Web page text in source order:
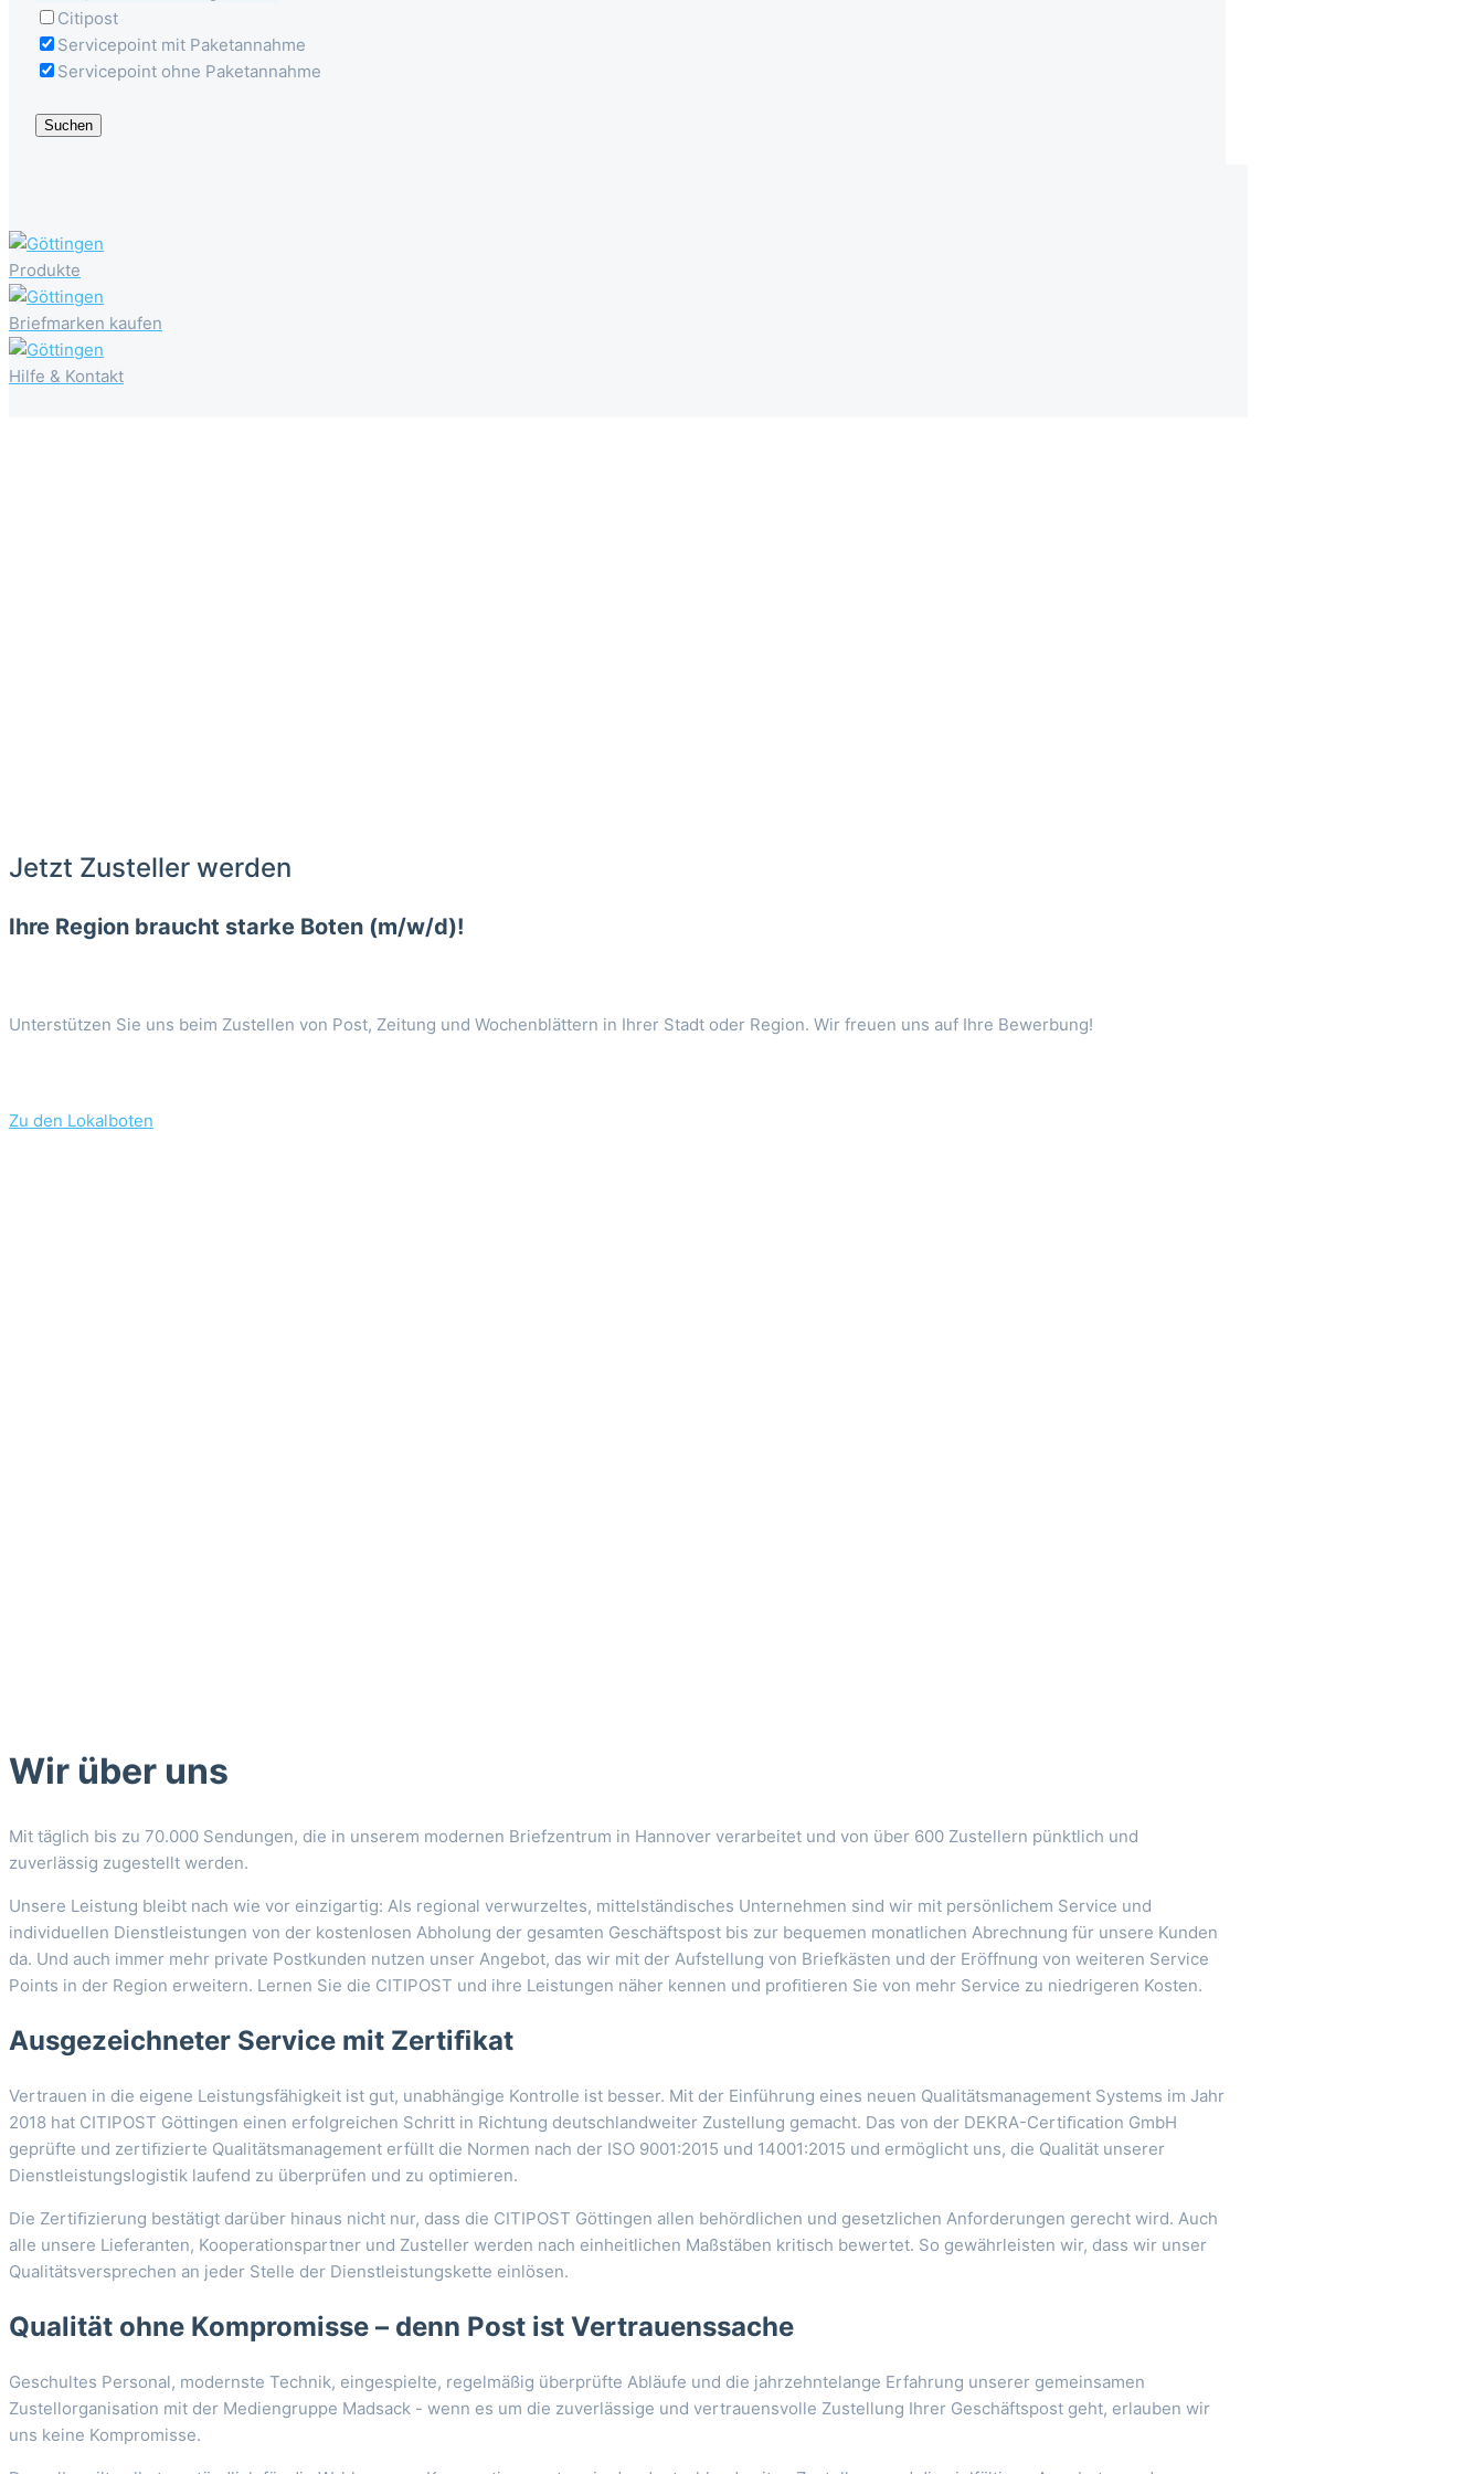
Citipost
Servicepoint mit Paketannahme
Servicepoint ohne Paketannahme
Suchen
Produkte
Briefmarken kaufen
Hilfe & Kontakt
Jetzt Zusteller werden
Ihre Region braucht starke Boten (m/w/d)!
Unterstützen Sie uns beim Zustellen von Post, Zeitung und Wochenblättern in Ihrer Stadt oder Region. Wir freuen uns auf Ihre Bewerbung!
Zu den Lokalboten
Wir über uns
Mit täglich bis zu 70.000 Sendungen, die in unserem modernen Briefzentrum in Hannover verarbeitet und von über 600 Zustellern pünktlich und
zuverlässig zugestellt werden.
Unsere Leistung bleibt nach wie vor einzigartig: Als regional verwurzeltes, mittelständisches Unternehmen sind wir mit persönlichem Service und
individuellen Dienstleistungen von der kostenlosen Abholung der gesamten Geschäftspost bis zur bequemen monatlichen Abrechnung für unsere Kunden
da. Und auch immer mehr private Postkunden nutzen unser Angebot, das wir mit der Aufstellung von Briefkästen und der Eröffnung von weiteren Service
Points in der Region erweitern. Lernen Sie die CITIPOST und ihre Leistungen näher kennen und proﬁtieren Sie von mehr Service zu niedrigeren Kosten.
Ausgezeichneter Service mit Zertiﬁkat
Vertrauen in die eigene Leistungsfähigkeit ist gut, unabhängige Kontrolle ist besser. Mit der Einführung eines neuen Qualitätsmanagement Systems im Jahr
2018 hat CITIPOST Göttingen einen erfolgreichen Schritt in Richtung deutschlandweiter Zustellung gemacht. Das von der DEKRA-Certiﬁcation GmbH
geprüfte und zertiﬁzierte Qualitätsmanagement erfüllt die Normen nach der ISO 9001:2015 und 14001:2015 und ermöglicht uns, die Qualität unserer
Dienstleistungslogistik laufend zu überprüfen und zu optimieren.
Die Zertiﬁzierung bestätigt darüber hinaus nicht nur, dass die CITIPOST Göttingen allen behördlichen und gesetzlichen Anforderungen gerecht wird. Auch
alle unsere Lieferanten, Kooperationspartner und Zusteller werden nach einheitlichen Maßstäben kritisch bewertet. So gewährleisten wir, dass wir unser
Qualitätsversprechen an jeder Stelle der Dienstleistungskette einlösen.
Qualität ohne Kompromisse – denn Post ist Vertrauenssache
Geschultes Personal, modernste Technik, eingespielte, regelmäßig überprüfte Abläufe und die jahrzehntelange Erfahrung unserer gemeinsamen
Zustellorganisation mit der Mediengruppe Madsack - wenn es um die zuverlässige und vertrauensvolle Zustellung Ihrer Geschäftspost geht, erlauben wir
uns keine Kompromisse.